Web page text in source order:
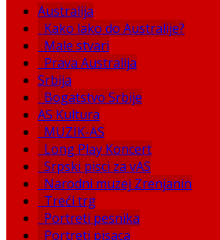
Australija
Kako lako do Australije?
Male stvari
Prava Australija
Srbija
Bogatstvo Srbije
AS Kultura
MUZIK-AS
Long Play Koncert
Srpski pisci za vAS
Narodni muzej Zrenjanin
Treći trg
Portreti pesnika
Portreti pisaca